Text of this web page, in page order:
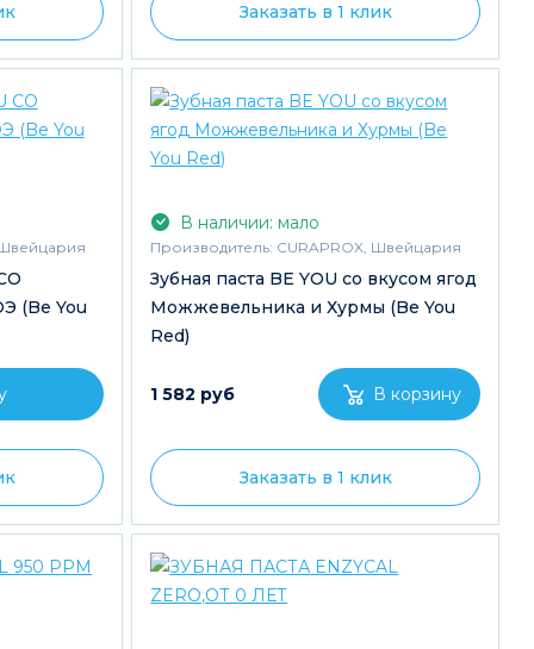
Заказать в 1 клик
(Be You
В наличии: мало
Производитель: CURAPROX, Швейцария
Зубная паста BE YOU со вкусом ягод
Можжевельника и Хурмы (Be You
Red)
1 582 руб
Заказать в 1 клик